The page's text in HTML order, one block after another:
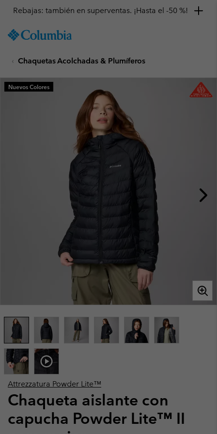
TO
SKIP
MAIN
NAV
Rebajas: también en superventas. ¡Hasta el -50 %!
Chaquetas Acolchadas & Plumíferos
Attrezzatura Powder Lite™
Chaqueta aislante con
capucha Powder Lite™ II
Nuevos Colores